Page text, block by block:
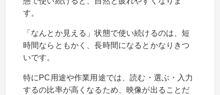
す。
「なんとか見える」状態で使い続けるのは、短
時間ならともかく、長時間になるとかなりきつ
いです。
特にPC用途や作業用途では、読む・選ぶ・入力
するの比率が高くなるため、映像が出ることだ